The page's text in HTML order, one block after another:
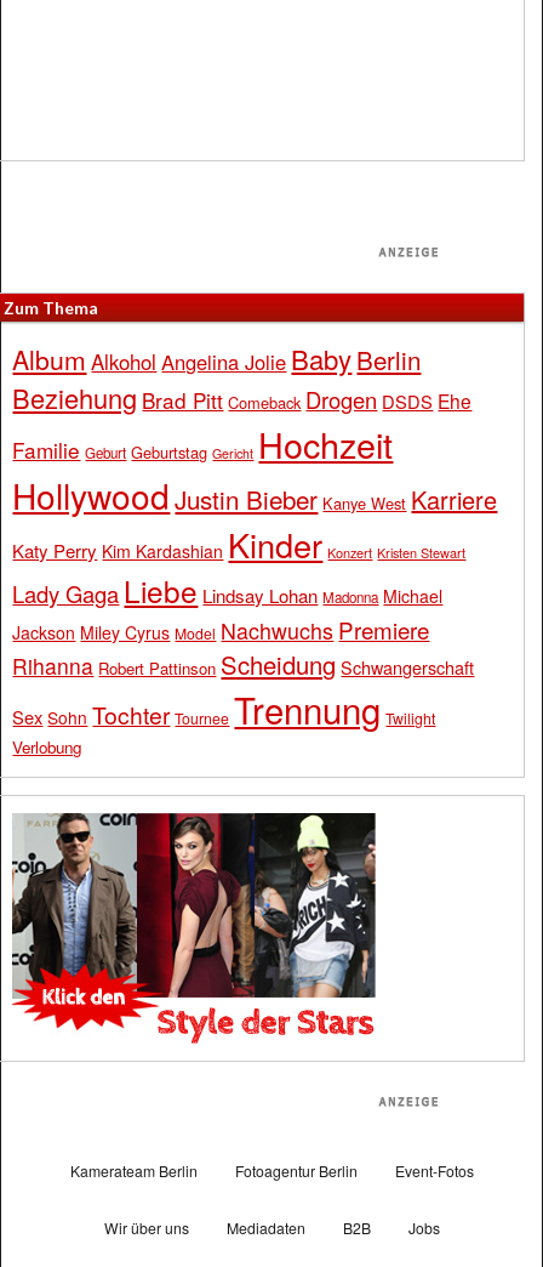
Zum Thema
Album Alkohol Angelina Jolie BabyBerlin
Beziehung Brad Pitt Comeback Drogen DSDS Ehe
Familie Geburt Geburtstag Gericht Hochzeit
Hollywood Justin Bieber Kanye West Karriere
Katy Perry Kim Kardashian Kinder Konzert Kristen Stewart
Lady Gaga Liebe Lindsay Lohan Madonna Michael
Jackson Miley Cyrus Model Nachwuchs Premiere
Rihanna Robert Pattinson Scheidung Schwangerschaft
Sex Sohn Tochter Tournee Trennung Twilight
Verlobung
Kamerateam Berlin Fotoagentur Berlin Event-Fotos
Wir über uns Mediadaten B2B Jobs